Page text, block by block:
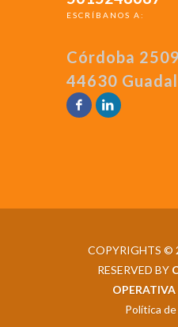
ESCRÍBANOS A:
Córdoba
44630
COPYRIGHTS ©
RESERVED BY
Política